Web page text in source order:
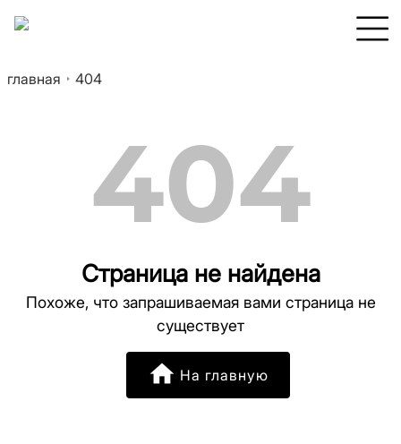
главная 404
404
Страница не найдена
Похоже, что запрашиваемая вами страница не
существует
На главную